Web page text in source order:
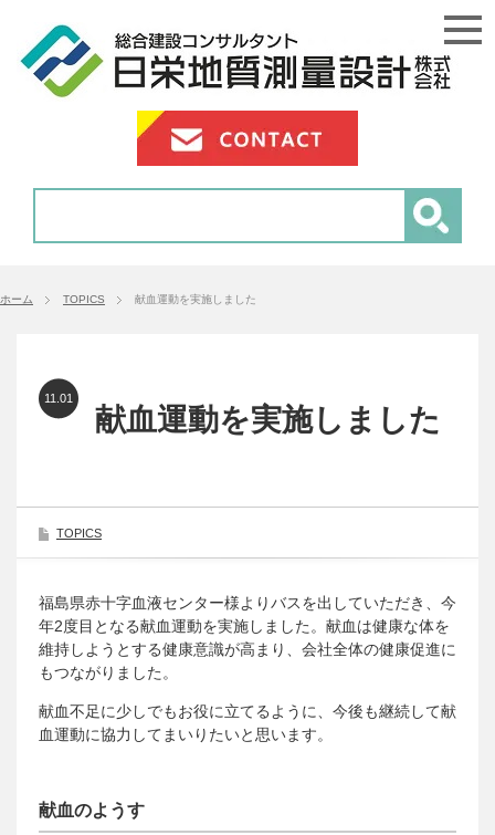
ホーム TOPICS 献血運動を実施しました
11.01
献血運動を実施しました
TOPICS
福島県赤十字血液センター様よりバスを出していただき、今
年2度目となる献血運動を実施しました。献血は健康な体を
維持しようとする健康意識が高まり、会社全体の健康促進に
もつながりました。
献血不足に少しでもお役に立てるように、今後も継続して献
血運動に協力してまいりたいと思います。
献血のようす